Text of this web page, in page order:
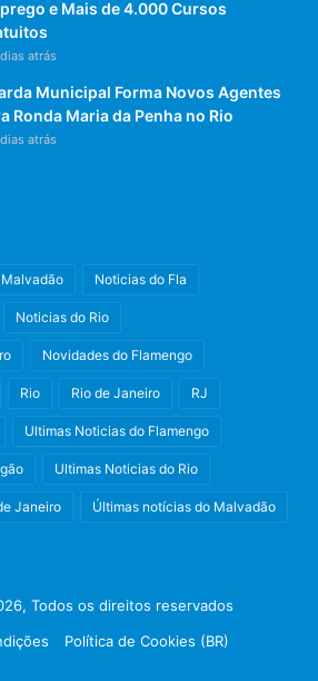
e Mais de 4.000 Cursos
atrás
Municipal Forma Novos Agentes
Ronda Maria da Penha no Rio
atrás
Malvadão Noticias do Fla
Noticias do Rio
Novidades do Flamengo
Rio Rio de Janeiro RJ
Ultimas Noticias do Flamengo
Ultimas Noticias do Rio
Janeiro Últimas notícias do Malvadão
Todos os direitos reservados
Política de Cookies (BR)